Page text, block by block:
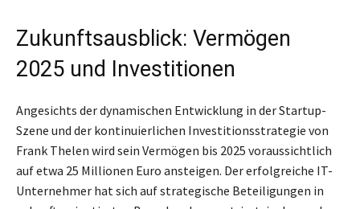
Zukunftsausblick: Vermögen
2025 und Investitionen
Angesichts der dynamischen Entwicklung in der Startup-
Szene und der kontinuierlichen Investitionsstrategie von
Frank Thelen wird sein Vermögen bis 2025 voraussichtlich
auf etwa 25 Millionen Euro ansteigen. Der erfolgreiche IT-
Unternehmer hat sich auf strategische Beteiligungen in